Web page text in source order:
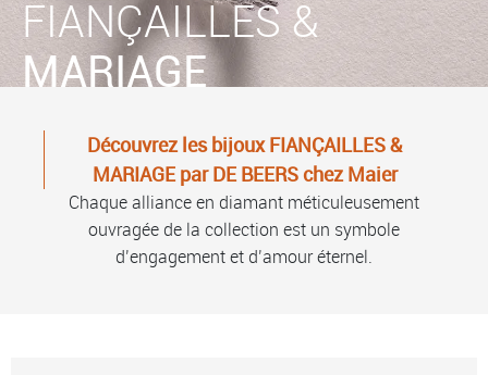
FIANÇAILLES &
MARIAGE
Découvrez les bijoux FIANÇAILLES &
MARIAGE par DE BEERS chez Maier
Chaque alliance en diamant méticuleusement
ouvragée de la collection est un symbole
d’engagement et d’amour éternel.